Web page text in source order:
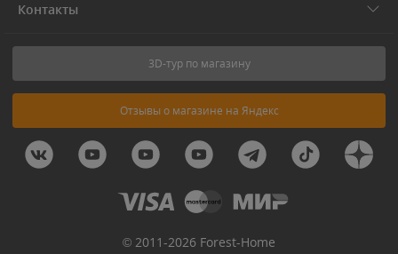
Контакты
3D-тур по магазину
Отзывы о магазине на Яндекс
© 2011-2026 Forest-Home